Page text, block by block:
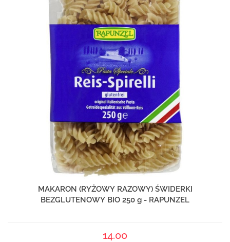
MAKARON (RYŻOWY RAZOWY) ŚWIDERKI
BEZGLUTENOWY BIO 250 g - RAPUNZEL
14.00